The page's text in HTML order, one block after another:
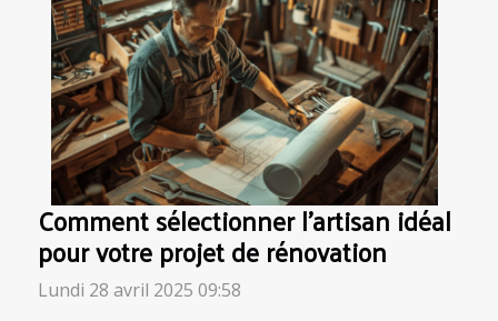
Comment sélectionner l'artisan idéal
pour votre projet de rénovation
Lundi 28 avril 2025 09:58